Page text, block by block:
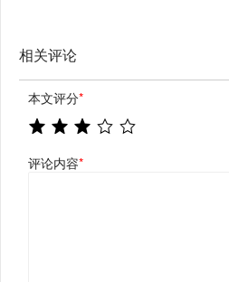
相关评论
本文评分*
评论内容*